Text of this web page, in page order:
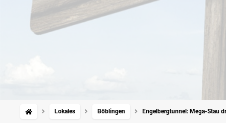
Lokales Böblingen Engelbergtunnel: Mega-Stau